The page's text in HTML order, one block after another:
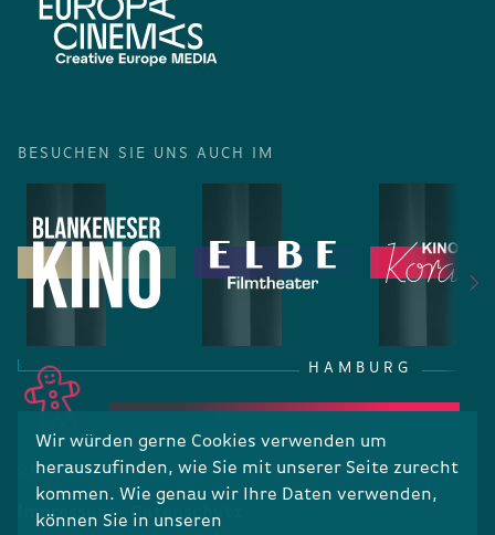
Wir würden gerne Cookies verwenden um
herauszufinden, wie Sie mit unserer Seite zurecht
kommen. Wie genau wir Ihre Daten verwenden,
können Sie in unseren
BESUCHEN SIE UNS AUCH IM
HAMBURG
RECHTLICHES
Impressum Datenschutz